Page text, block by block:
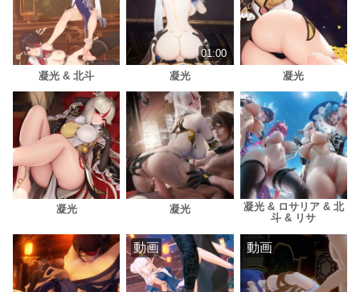
凝光 & 北斗
01:00
凝光
凝光
凝光 凝光
凝光 & ロサリア & 北
斗 & リサ
動画 動画